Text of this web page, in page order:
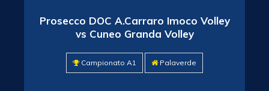
Prosecco DOC A.Carraro Imoco Volley
vs Cuneo Granda Volley
Campionato A1 Palaverde